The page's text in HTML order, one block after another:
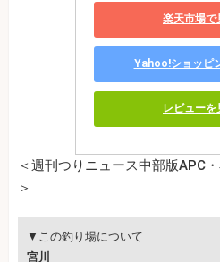
楽天市場で
Yahoo!ショッピ
レビューを
＜週刊つりニュース中部版APC
＞
▼この釣り場について
宮川